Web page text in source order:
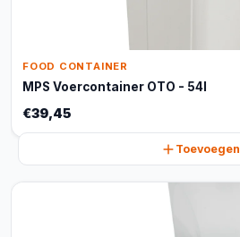
FOOD CONTAINER
MPS Voercontainer OTO - 54l
€39,45
Toevoegen